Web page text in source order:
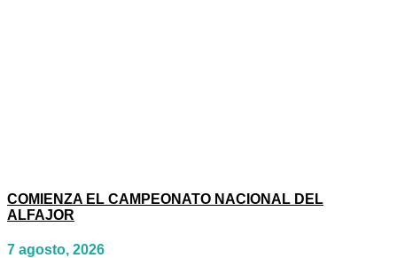
COMIENZA EL CAMPEONATO NACIONAL DEL
ALFAJOR
7 agosto, 2026